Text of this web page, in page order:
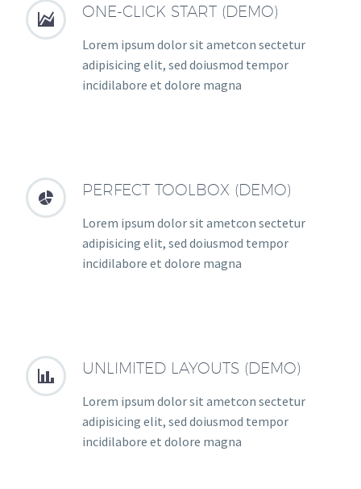

 ONE-CLICK START (DEMO)
Lorem ipsum dolor sit ametcon sectetur
adipisicing elit, sed doiusmod tempor
incidilabore et dolore magna

 PERFECT TOOLBOX (DEMO)
Lorem ipsum dolor sit ametcon sectetur
adipisicing elit, sed doiusmod tempor
incidilabore et dolore magna

 UNLIMITED LAYOUTS (DEMO)
Lorem ipsum dolor sit ametcon sectetur
adipisicing elit, sed doiusmod tempor
incidilabore et dolore magna